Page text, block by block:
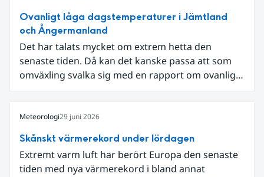
Ovanligt låga dagstemperaturer i Jämtland
och Ångermanland
Det har talats mycket om extrem hetta den
senaste tiden. Då kan det kanske passa att som
omväxling svalka sig med en rapport om ovanligt
Meteorologi29 juni 2026
Skånskt värmerekord under lördagen
Extremt varm luft har berört Europa den senaste
tiden med nya värmerekord i bland annat